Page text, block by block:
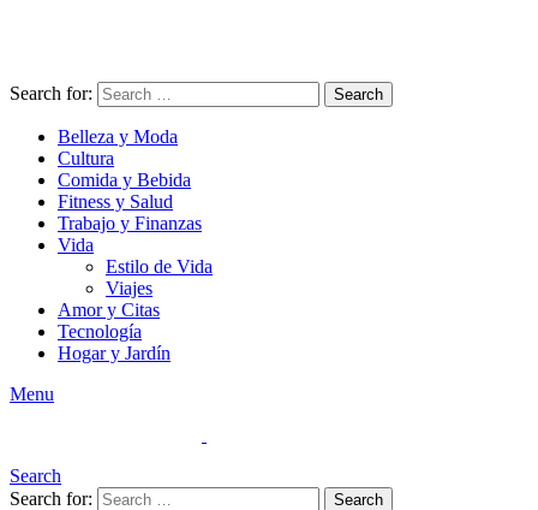
Search for: Search
Belleza y Moda
Cultura
Comida y Bebida
Fitness y Salud
Trabajo y Finanzas
Vida
Estilo de Vida
Viajes
Amor y Citas
Tecnología
Hogar y Jardín
Menu
Search
Search for:
Search